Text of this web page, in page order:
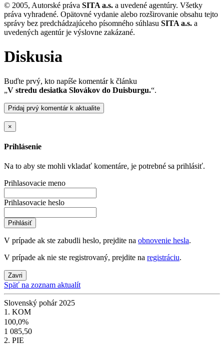
© 2005, Autorské práva SITA a.s. a uvedené agentúry. Všetky
práva vyhradené. Opätovné vydanie alebo rozširovanie obsahu tejto
správy bez predchádzajúceho písomného súhlasu SITA a.s. a
uvedených agentúr je výslovne zakázané.
Diskusia
Buďte prvý, kto napíše komentár k článku
„V stredu desiatka Slovákov do Duisburgu.“.
Pridaj prvý komentár k aktualite
×
Prihlásenie
Na to aby ste mohli vkladať komentáre, je potrebné sa prihlásiť.
Prihlasovacie meno
Prihlasovacie heslo
Prihlásiť
V prípade ak ste zabudli heslo, prejdite na obnovenie hesla.
V prípade ak nie ste registrovaný, prejdite na registráciu.
Zavri
Späť na zoznam aktualít
Slovenský pohár 2025
1. KOM
100,0%
1 085,50
2. PIE